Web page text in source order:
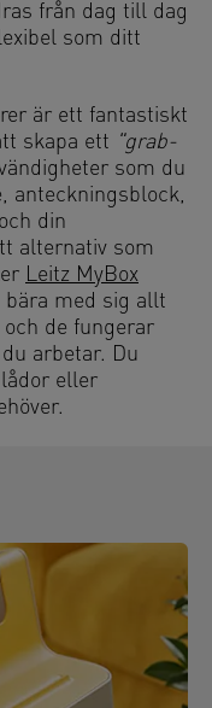
från dag till dag
som ditt
är ett fantastiskt
skapa ett "grab-
som du
anteckningsblock,
din
alternativ som
Leitz MyBox
med sig allt
de fungerar
arbetar. Du
eller